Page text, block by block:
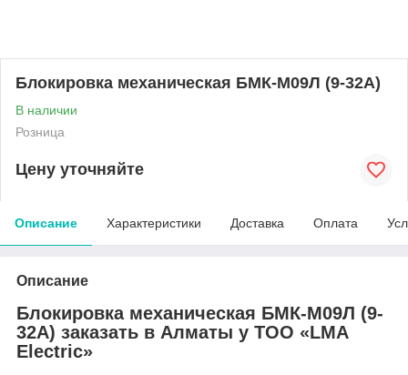
Блокировка механическая БМК-М09Л (9-32А)
В наличии
Розница
Цену уточняйте
Описание Характеристики Доставка Оплата
Описание
Блокировка механическая БМК-М09Л (9-
32А) заказать в Алматы у ТОО «LMA
Electric»